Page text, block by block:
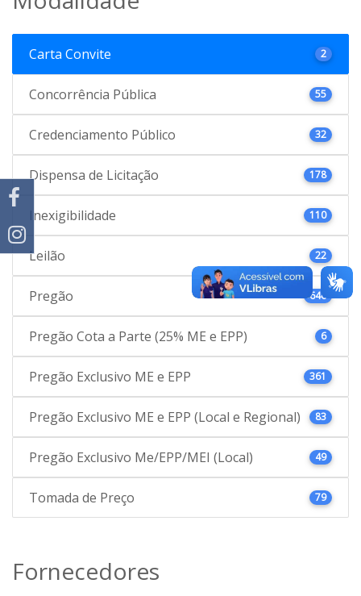
Carta Convite 2
Concorrência Pública 55
Credenciamento Público 32
Dispensa de Licitação 178
Inexigibilidade 110
Leilão 22
Pregão 646
Pregão Cota a Parte (25% ME e EPP) 6
Pregão Exclusivo ME e EPP 361
Pregão Exclusivo ME e EPP (Local e Regional) 83
Pregão Exclusivo Me/EPP/MEI (Local) 49
Tomada de Preço 79
Fornecedores